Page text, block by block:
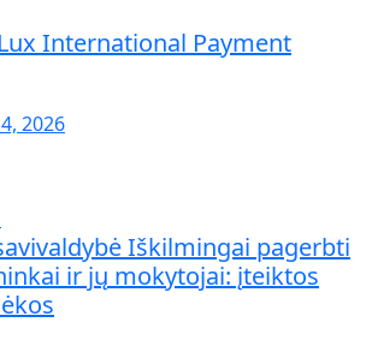
International Payment
2026
Iškilmingai pagerbti
ir jų mokytojai: įteiktos